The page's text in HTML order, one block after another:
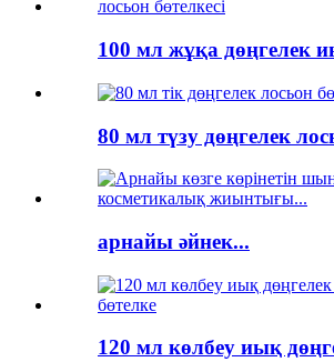
100 мл жұқа дөңгелек
80 мл түзу дөңгелек
арнайы әйнек...
120 мл көлбеу иық